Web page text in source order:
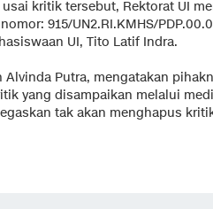
usai kritik tersebut, Rektorat UI
915/UN2.RI.KMHS/
UI, Tito Latif Indra.
Alvinda Putra, mengatakan
yang disampaikan melalui
tak akan menghapus